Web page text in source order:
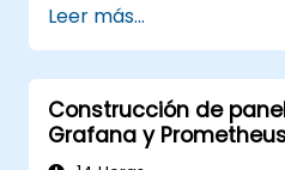
Automatizar
resolver problemas
Utilizar Grafana
gestionar las alertas
Leer más...
Construcción de
Grafana y